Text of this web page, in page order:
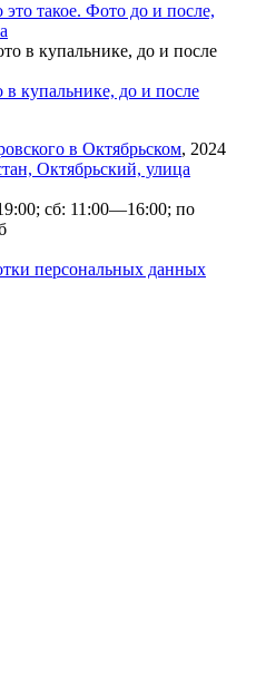
такое. Фото до и после,
купальнике, до и после
в Октябрьском, 2024
Октябрьский, улица
сб: 11:00—16:00; по
персональных данных